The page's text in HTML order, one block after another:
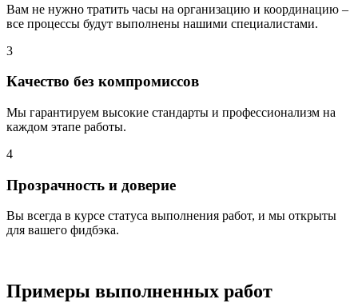
Вам не нужно тратить часы на организацию и координацию –
все процессы будут выполнены нашими специалистами.
3
Качество без компромиссов
Мы гарантируем высокие стандарты и профессионализм на
каждом этапе работы.
4
Прозрачность и доверие
Вы всегда в курсе статуса выполнения работ, и мы открыты
для вашего фидбэка.
Примеры выполненных работ